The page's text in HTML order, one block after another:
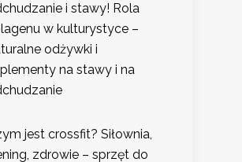
i stawy! Rola
w kulturystyce –
odżywki i
na stawy i na
jest crossfit? Siłownia,
zdrowie – sprzęt do